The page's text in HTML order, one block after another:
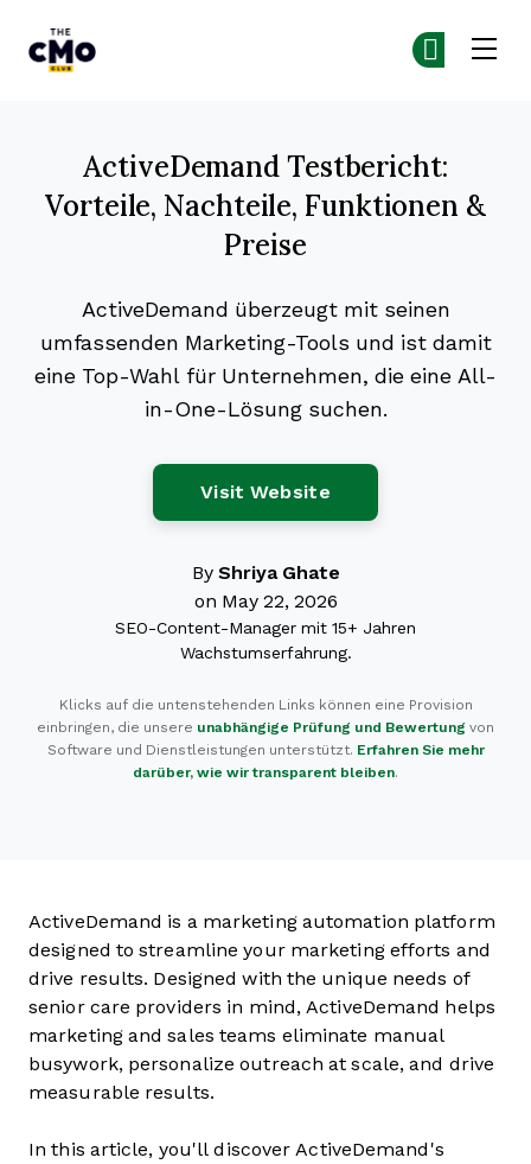
ActiveDemand Testbericht:
Vorteile, Nachteile, Funktionen &
Preise
ActiveDemand überzeugt mit seinen
umfassenden Marketing-Tools und ist damit
eine Top-Wahl für Unternehmen, die eine All-
in-One-Lösung suchen.
Visit Website
By Shriya Ghate
on May 22, 2026
SEO-Content-Manager mit 15+ Jahren
Wachstumserfahrung.
Klicks auf die untenstehenden Links können eine Provision
einbringen, die unsere unabhängige Prüfung und Bewertung von
Software und Dienstleistungen unterstützt. Erfahren Sie mehr
darüber, wie wir transparent bleiben.
ActiveDemand is a marketing automation platform
designed to streamline your marketing efforts and
drive results. Designed with the unique needs of
senior care providers in mind, ActiveDemand helps
marketing and sales teams eliminate manual
busywork, personalize outreach at scale, and drive
measurable results.
In this article, you'll discover ActiveDemand's